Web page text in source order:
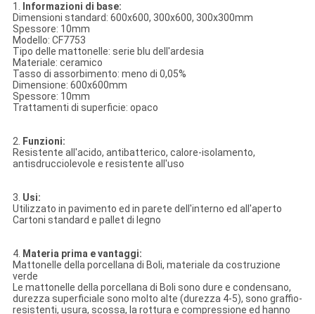
1. Informazioni di base:
Dimensioni standard: 600x600, 300x600, 300x300mm
Spessore: 10mm
Modello: CF7753
Tipo delle mattonelle: serie blu dell'ardesia
Materiale: ceramico
Tasso di assorbimento: meno di 0,05%
Dimensione: 600x600mm
Spessore: 10mm
Trattamenti di superficie: opaco
2. Funzioni:
Resistente all'acido, antibatterico, calore-isolamento,
antisdrucciolevole e resistente all'uso
3. Usi:
Utilizzato in pavimento ed in parete dell'interno ed all'aperto
Cartoni standard e pallet di legno
4. Materia prima e vantaggi:
Mattonelle della porcellana di Boli, materiale da costruzione
verde
Le mattonelle della porcellana di Boli sono dure e condensano,
durezza superficiale sono molto alte (durezza 4-5), sono graffio-
resistenti, usura, scossa, la rottura e compressione ed hanno